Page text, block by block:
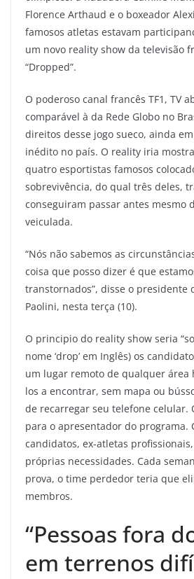
Florence Arthaud e o boxeador
famosos atletas estavam
um novo reality show da televisão
“Dropped”.
O poderoso canal francês TF1, TV
comparável à da Rede Globo no
direitos desse jogo sueco, ainda
inédito no país. O reality iria
quatro esportistas famosos
sobrevivência, do qual três deles,
conseguiram passar antes mesmo
veiculada.
“Nós não sabemos as
coisa que posso dizer é que
transtornados”, disse o presidente
Paolini, nesta terça (10).
O principio do reality show seria
nome ‘drop’ em Inglês) os
um lugar remoto de qualquer área
los a encontrar, sem mapa ou
de recarregar seu telefone celular.
para o apresentador do programa.
candidatos, ex-atletas
próprias necessidades. Cada
prova, o time perdedor teria que
membros.
“Pessoas fora
em terrenos